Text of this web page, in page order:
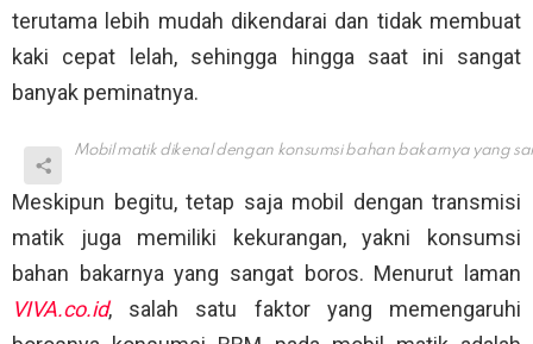
terutama lebih mudah dikendarai dan tidak membuat
kaki cepat lelah, sehingga hingga saat ini sangat
banyak peminatnya.
Mobil matik dikenal dengan konsumsi bahan bakarnya yang
Meskipun begitu, tetap saja mobil dengan transmisi
matik juga memiliki kekurangan, yakni konsumsi
bahan bakarnya yang sangat boros. Menurut laman
VIVA.co.id, salah satu faktor yang memengaruhi